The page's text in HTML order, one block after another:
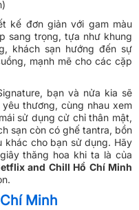
kế đơn giản với gam màu
sang trọng, tựa như khung
khách sạn hướng đến sự
mạnh mẽ cho các cặp
bạn và nửa kia sẽ
thương, cùng nhau xem
sử dụng cử chỉ thân mật,
sạn còn có ghế tantra, bồn
khác cho bạn sử dụng. Hãy
thăng hoa khi ta là của
and Chill Hồ Chí Minh
Minh